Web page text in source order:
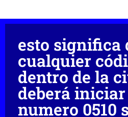
esto significa
cualquier
dentro de la
deberá
numero 0510